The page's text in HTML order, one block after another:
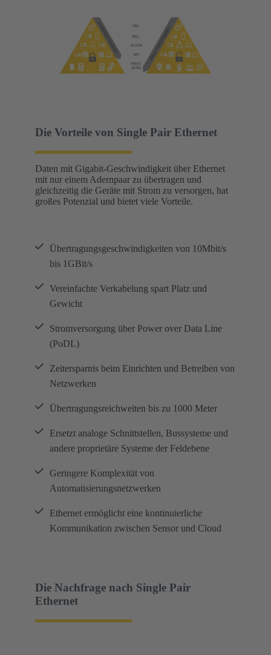
Die Vorteile von Single Pair Ethernet
Daten mit Gigabit-Geschwindigkeit über Ethernet
mit nur einem Adernpaar zu übertragen und
gleichzeitig die Geräte mit Strom zu versorgen, hat
großes Potenzial und bietet viele Vorteile.
Übertragungsgeschwindigkeiten von 10Mbit/s
bis 1GBit/s
Vereinfachte Verkabelung spart Platz und
Gewicht
Stromversorgung über Power over Data Line
(PoDL)
Zeitersparnis beim Einrichten und Betreiben von
Netzwerken
Übertragungsreichweiten bis zu 1000 Meter
Ersetzt analoge Schnittstellen, Bussysteme und
andere proprietäre Systeme der Feldebene
Geringere Komplexität von
Automatisierungsnetzwerken
Ethernet ermöglicht eine kontinuierliche
Kommunikation zwischen Sensor und Cloud
Die Nachfrage nach Single Pair
Ethernet